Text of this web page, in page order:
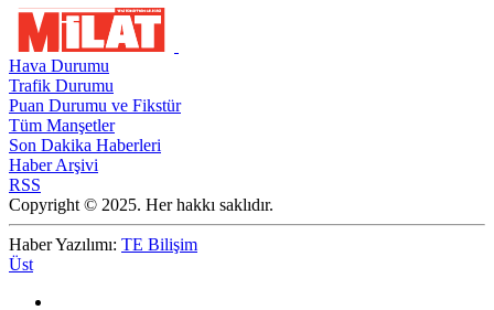
Hava Durumu
Trafik Durumu
Puan Durumu ve Fikstür
Tüm Manşetler
Son Dakika Haberleri
Haber Arşivi
RSS
Copyright © 2025. Her hakkı saklıdır.
Haber Yazılımı: TE Bilişim
Üst